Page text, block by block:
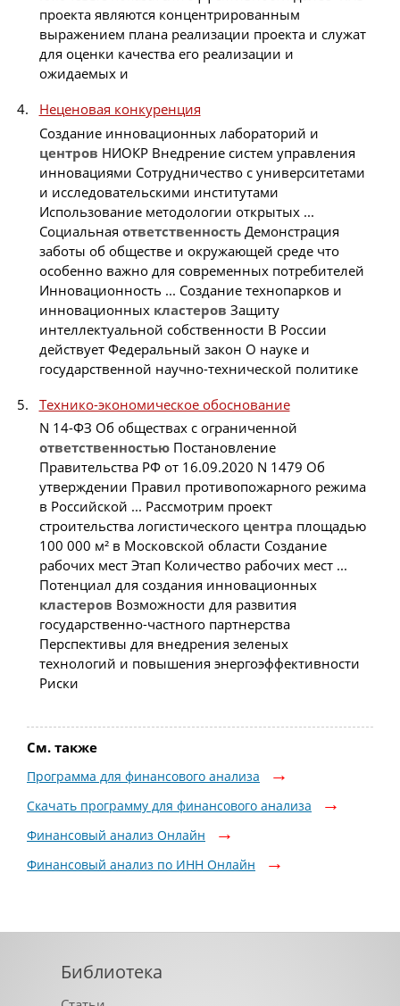
проекта являются концентрированным
выражением плана реализации проекта и служат
для оценки качества его реализации и
ожидаемых и
Неценовая конкуренция
Создание инновационных лабораторий и
центров НИОКР Внедрение систем управления
инновациями Сотрудничество с университетами
и исследовательскими институтами
Использование методологии открытых ...
Социальная ответственностьДемонстрация
заботы об обществе и окружающей среде что
особенно важно для современных потребителей
Инновационность ... Создание технопарков и
инновационных кластеров Защиту
интеллектуальной собственности В России
действует Федеральный закон О науке и
государственной научно-технической политике
Технико-экономическое обоснование
N 14-ФЗ Об обществах с ограниченной
ответственностьюПостановление
Правительства РФ от 16.09.2020 N 1479 Об
утверждении Правил противопожарного режима
в Российской ... Рассмотрим проект
строительства логистического центра площадью
100 000 м² в Московской области Создание
рабочих мест Этап Количество рабочих мест ...
Потенциал для создания инновационных
кластеров Возможности для развития
государственно-частного партнерства
Перспективы для внедрения зеленых
технологий и повышения энергоэффективности
Риски
См. также
Программа для финансового анализа
Скачать программу для финансового анализа
Финансовый анализ Онлайн
Финансовый анализ по ИНН Онлайн
Библиотека